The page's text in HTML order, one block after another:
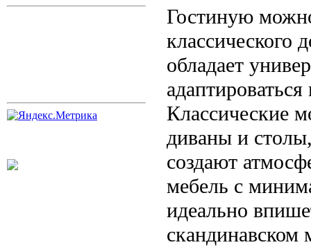
Гостиную
классического
обладает
Классические
диваны и
создают
мебель с
идеально